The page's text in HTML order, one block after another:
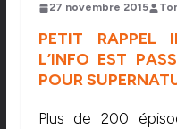
27 novembre 2015
PETIT RAPPEL
L’INFO EST
POUR
Plus de 200